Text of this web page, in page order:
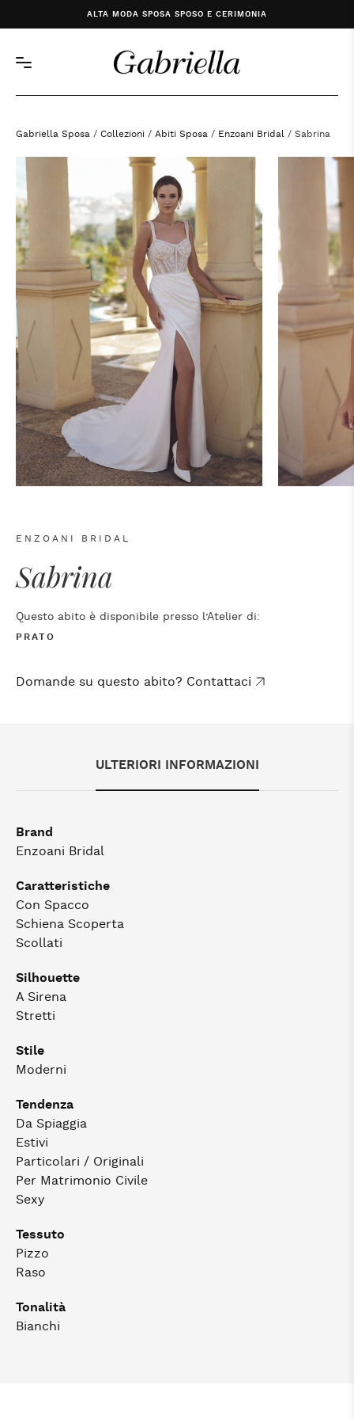
ALTA MODA SPOSA SPOSO E CERIMONIA
Gabriella Sposa / Collezioni / Abiti Sposa / Enzoani Bridal / Sabrina
ULTERIORI INFORMAZIONI
Brand
Enzoani Bridal
Caratteristiche
Con Spacco
Schiena Scoperta
Scollati
Silhouette
A Sirena
Stretti
Stile
Moderni
Tendenza
Da Spiaggia
Estivi
Particolari / Originali
Per Matrimonio Civile
Sexy
Tessuto
Pizzo
Raso
Tonalità
Bianchi
ENZOANI BRIDAL
Sabrina
Questo abito è disponibile presso l’Atelier di:
PRATO
Domande su questo abito? Contattaci